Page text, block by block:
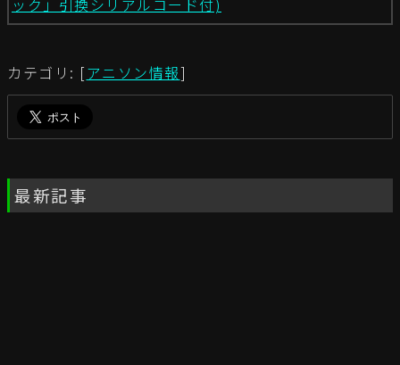
ック」引換シリアルコード付)
カテゴリ: [アニソン情報]
最新記事